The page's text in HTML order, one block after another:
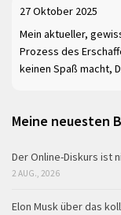
27 Oktober 2025
Mein aktueller,
Prozess des
keinen Spaß macht,
Meine neuesten
Der Online-Diskurs ist
2 AUG., 2026
Elon Musk über das